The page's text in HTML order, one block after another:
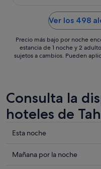
Ver los 498
Precio más bajo por noche
estancia de 1 noche y 2
sujetos a cambios. Pueden
Consulta la
hoteles de
Comprueba
precios
Esta noche
Comprueba
Mañana por la noche